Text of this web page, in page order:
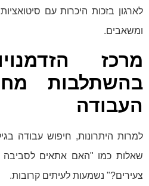
לארגון בזכות היכרות עם
ומשאבים.
מרכז
בהשתלבות
העבודה
למרות היתרונות, חיפוש עבודה
שאלות כמו "האם אתאים לסביבה
צעירים?" נשמעות לעיתים קרובות.